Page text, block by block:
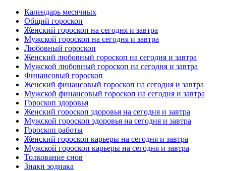
Календарь месячных
Общий гороскоп
Женский гороскоп на сегодня и завтра
Мужской гороскоп на сегодня и завтра
Любовный гороскоп
Женский любовный гороскоп на сегодня и завтра
Мужской любовный гороскоп на сегодня и завтра
Финансовый гороскоп
Женский финансовый гороскоп на сегодня и завтра
Мужской финансовый гороскоп на сегодня и завтра
Гороскоп здоровья
Женский гороскоп здоровья на сегодня и завтра
Мужской гороскоп здоровья на сегодня и завтра
Гороскоп работы
Женский гороскоп карьеры на сегодня и завтра
Мужской гороскоп карьеры на сегодня и завтра
Толкование снов
Знаки зодиака